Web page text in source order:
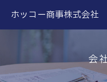
ホッコー商事株式会社
会